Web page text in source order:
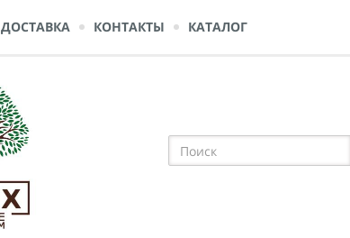
ДОСТАВКА КОНТАКТЫ КАТАЛОГ